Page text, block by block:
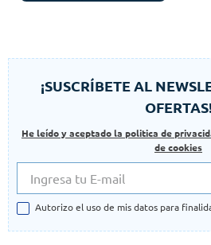
¡SUSCRÍBETE AL
He leído y aceptado la politica de
de cookies
Autorizo el uso de mis datos para